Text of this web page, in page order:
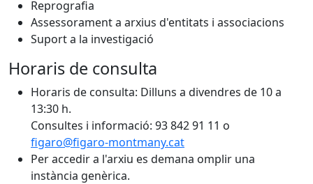
Reprografia
Assessorament a arxius d'entitats i associacions
Suport a la investigació
Horaris de consulta
Horaris de consulta: Dilluns a divendres de 10 a
13:30 h.
Consultes i informació: 93 842 91 11 o
figaro@figaro-montmany.cat
Per accedir a l'arxiu es demana omplir una
instància genèrica.